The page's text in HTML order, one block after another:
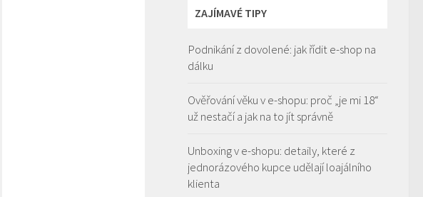
ZAJÍMAVÉ TIPY
Podnikání z dovolené: jak řídit e-shop na
dálku
Ověřování věku v e-shopu: proč „je mi 18“
už nestačí a jak na to jít správně
Unboxing v e-shopu: detaily, které z
jednorázového kupce udělají loajálního
klienta